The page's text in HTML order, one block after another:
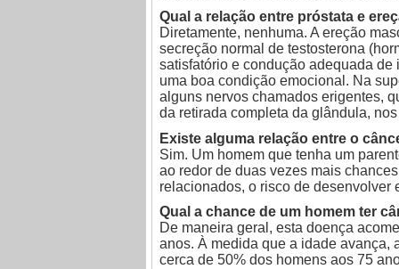
Qual a relação entre próstata e
Diretamente, nenhuma. A ereção
secreção normal de testosterona
satisfatório e condução adequada
uma boa condição emocional. Na
alguns nervos chamados erigentes,
da retirada completa da glândula,
Existe alguma relação entre o
Sim. Um homem que tenha um
ao redor de duas vezes mais
relacionados, o risco de desenvolver
Qual a chance de um homem ter
De maneira geral, esta doença
anos. À medida que a idade avança,
cerca de 50% dos homens aos 75